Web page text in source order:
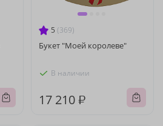
5 (369)
Букет "Моей королеве"
В наличии
17 210 ₽